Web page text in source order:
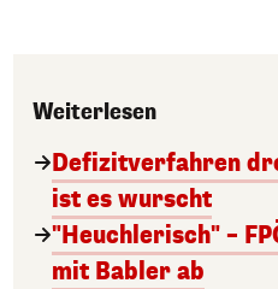
Weiterlesen
Defizitverfahren
ist es wurscht
"Heuchlerisch" –
mit Babler ab